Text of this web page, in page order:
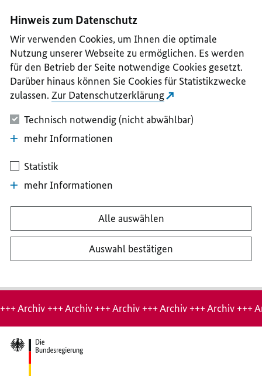
II
III
IV
V
Hinweis zum Datenschutz
Wir verwenden Cookies, um Ihnen die optimale
Nutzung unserer Webseite zu ermöglichen. Es werden
für den Betrieb der Seite notwendige Cookies gesetzt.
Darüber hinaus können Sie Cookies für Statistikzwecke
zulassen. Zur Datenschutzerklärung
Technisch notwendig (nicht abwählbar)
mehr Informationen
Statistik
mehr Informationen
Alle auswählen
Auswahl bestätigen
Hinweis:
Archiv-
Seite
+++ Archiv +++ Archiv +++ Archiv +++ Archiv +++ Archiv +++